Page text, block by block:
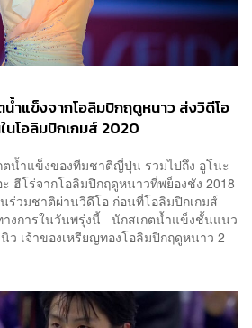
ำแข็งจากโอลิมปิกฤดูหนาว ส่งวิดีโอ
โอลิมปิกเกมส์ 2020
ตน้ำแข็งของทีมชาติญี่ปุ่น รวมไปถึง อูโนะ
ฮีโร่จากโอลิมปิกฤดูหนาวที่พย็องชัง 2018
ร่วมชาติผ่านวิดีโอ ก่อนที่โอลิมปิกเกมส์
างการในวันพรุ่งนี้ นักสเกตน้ำแข็งชั้นแนว
เจ้าของเหรียญทองโอลิมปิกฤดูหนาว 2